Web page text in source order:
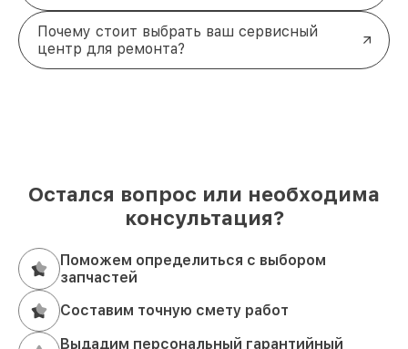
Почему стоит выбрать ваш сервисный
центр для ремонта?
Остался вопрос или необходима
консультация?
Поможем определиться с выбором
запчастей
Составим точную смету работ
Выдадим персональный гарантийный